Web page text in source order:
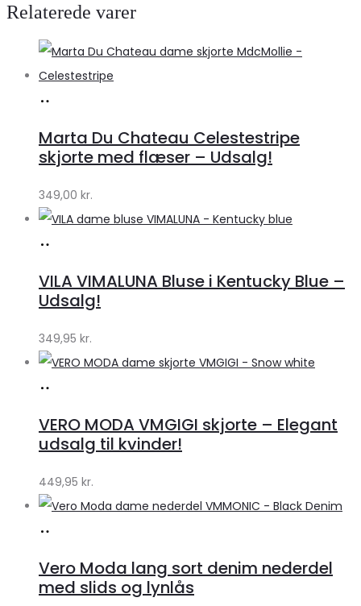
Relaterede varer
Klædeskabet.dk
Marta Du Chateau Celestestripe
skjorte med flæser – Udsalg!
349,00 kr.
Klædeskabet.dk
VILA VIMALUNA Bluse i Kentucky Blue –
Udsalg!
349,95 kr.
Klædeskabet.dk
VERO MODA VMGIGI skjorte – Elegant
udsalg til kvinder!
449,95 kr.
Klædeskabet.dk
Vero Moda lang sort denim nederdel
med slids og lynlås